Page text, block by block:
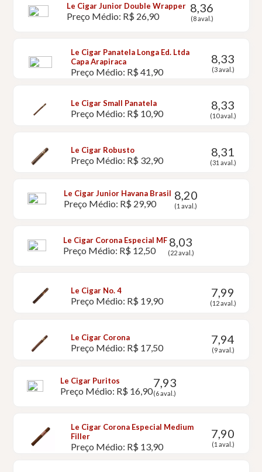
Le Cigar Junior Double Wrapper
Preço Médio: R$ 26,90
8,36
(8 aval.)
Le Cigar Panatela Longa Ed. Ltda
Capa Arapiraca
Preço Médio: R$ 41,90
8,33
(3 aval.)
Le Cigar Small Panatela
Preço Médio: R$ 10,90
8,33
(10 aval.)
Le Cigar Robusto
Preço Médio: R$ 32,90
8,31
(31 aval.)
Le Cigar Junior Havana Brasil
Preço Médio: R$ 29,90
8,20
(1 aval.)
Le Cigar Corona Especial MF
Preço Médio: R$ 12,50
8,03
(22 aval.)
Le Cigar No. 4
Preço Médio: R$ 19,90
7,99
(12 aval.)
Le Cigar Corona
Preço Médio: R$ 17,50
7,94
(9 aval.)
Le Cigar Puritos
Preço Médio: R$ 16,90
7,93
(6 aval.)
Le Cigar Corona Especial Medium
Filler
Preço Médio: R$ 13,90
7,90
(1 aval.)